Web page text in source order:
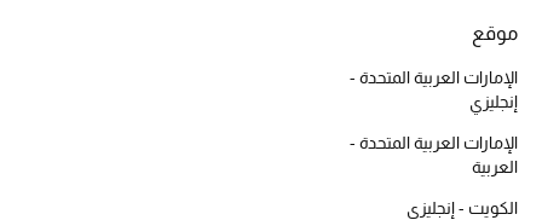
الجمال في بلوميز
هدايا
دليل مستلزمات الجمال
موقع
الإمارات العربية المتحدة -
إنجليزي
الإمارات العربية المتحدة -
العربية
الكويت - إنجليزي